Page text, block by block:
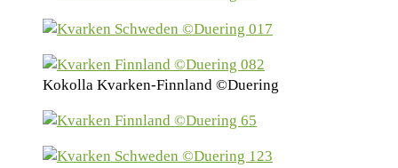
Kokolla Kvarken-Finnland ©Duering